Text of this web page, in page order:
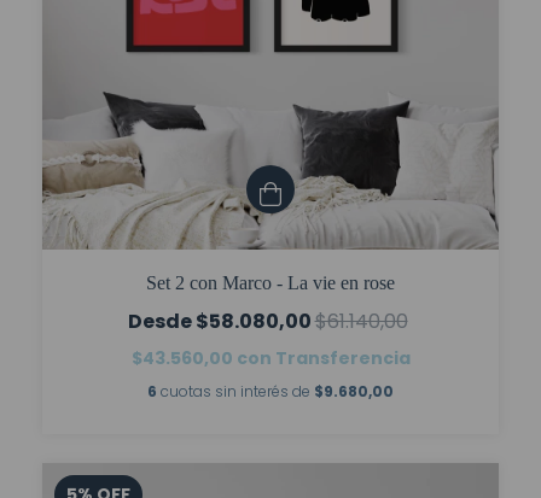
Set 2 con Marco - La vie en rose
$58.080,00$61.140,00
$43.560,00 con Transferencia
6 cuotas sin interés de $9.680,00